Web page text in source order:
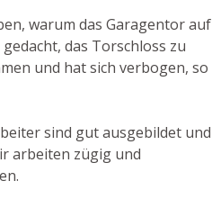
warum das Garagentor auf
das Torschloss zu
und hat sich verbogen, so
sind gut ausgebildet und
arbeiten zügig und